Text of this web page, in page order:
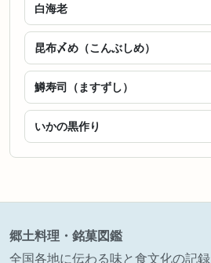
白海老
昆布〆め（こんぶしめ）
鱒寿司（ますずし）
いかの黒作り
郷土料理・銘菓図鑑
全国各地に伝わる味と食文化の記録